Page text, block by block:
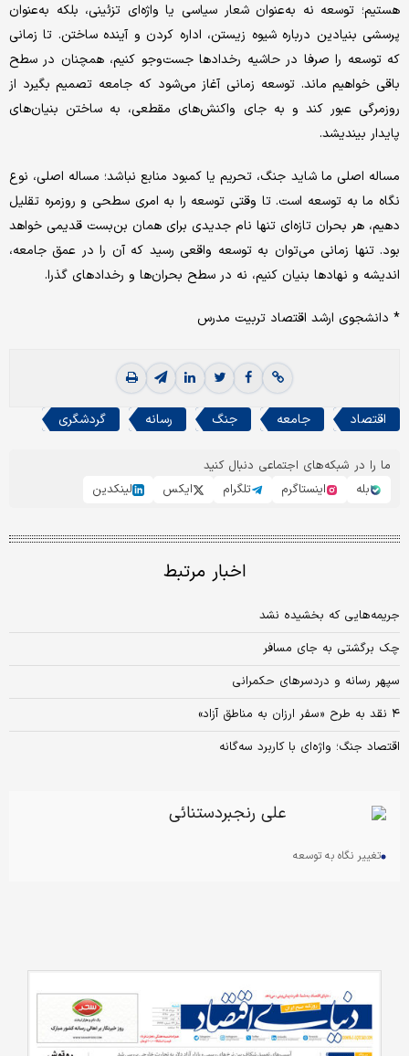
هستیم؛ توسعه نه به‌عنوان شعار سیاسی یا واژه‌ای تزئینی، بلکه به‌عنوان
پرسشی بنیادین درباره شیوه زیستن، اداره کردن و آینده ساختن. تا زمانی
که توسعه را صرفا در حاشیه رخدادها جست‌وجو کنیم، همچنان در سطح
باقی خواهیم ماند. توسعه زمانی آغاز می‌شود که جامعه تصمیم بگیرد از
روزمرگی عبور کند و به جای واکنش‌های مقطعی، به ساختن بنیان‌های
پایدار بیندیشد.
مساله اصلی ما شاید جنگ، تحریم یا کمبود منابع نباشد؛ مساله اصلی، نوع
نگاه ما به توسعه است. تا وقتی توسعه را به امری سطحی و روزمره تقلیل
دهیم، هر بحران تازه‌ای تنها نام جدیدی برای همان بن‌بست قدیمی خواهد
بود. تنها زمانی می‌توان به توسعه واقعی رسید که آن را در عمق جامعه،
اندیشه و نهادها بنیان کنیم، نه در سطح بحران‌ها و رخدادهای گذرا.
* دانشجوی ارشد اقتصاد تربیت مدرس
اقتصاد جامعه جنگ رسانه گردشگری
ما را در شبکه‌های اجتماعی دنبال کنید
بله
اینستاگرم تلگرام ایکس لینکدین
اخبار مرتبط
جریمه‌هایی که بخشیده نشد
چک برگشتی به جای مسافر
سپهر رسانه و دردسرهای حکمرانی
۴ نقد به طرح «سفر ارزان به مناطق آزاد»
اقتصاد جنگ؛ واژه‌ای با کاربرد سه‌گانه
علی رنجبردستنائی
تغییر نگاه به توسعه